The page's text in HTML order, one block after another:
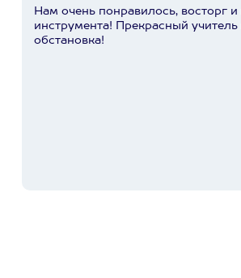
Нам очень понравилось, восторг и
инструмента! Прекрасный учитель
обстановка!